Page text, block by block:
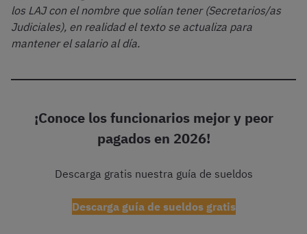
los LAJ con el nombre que solían tener (Secretarios/as
Judiciales), en realidad el texto se actualiza para
mantener el salario al día.
¡Conoce los funcionarios mejor y peor
pagados en 2026!
Descarga gratis nuestra guía de sueldos
Descarga guía de sueldos gratis